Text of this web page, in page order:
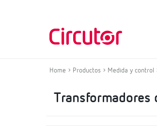
Home Productos Medida y control
Transformadores